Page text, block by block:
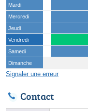
Mardi
Mercredi
Jeudi
Vendredi
Samedi
Dimanche
Signaler une erreur
Contact